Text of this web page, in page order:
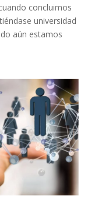
concluimos
universidad
aún estamos